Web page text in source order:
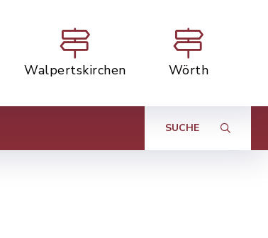
Walpertskirchen Wörth
SUCHE